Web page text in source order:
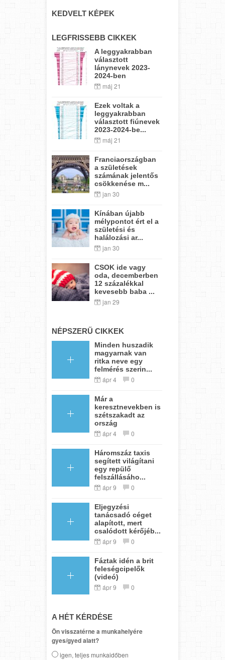
KEDVELT KÉPEK
LEGFRISSEBB CIKKEK
A leggyakrabban
választott
lánynevek 2023-
2024-ben
máj 21
Ezek voltak a
leggyakrabban
választott fiúnevek
2023-2024-be...
máj 21
Franciaországban
a születések
számának jelentős
csökkenése m...
jan 30
Kínában újabb
mélypontot ért el a
születési és
halálozási ar...
jan 30
CSOK ide vagy
oda, decemberben
12 százalékkal
kevesebb baba ...
jan 29
NÉPSZERŰ CIKKEK
Minden huszadik
magyarnak van
ritka neve egy
felmérés szerin...
ápr 4 0
Már a
keresztnevekben is
szétszakadt az
ország
ápr 4 0
Háromszáz taxis
segített világítani
egy repülő
felszállásáho...
ápr 9 0
Eljegyzési
tanácsadó céget
alapított, mert
csalódott kérőjéb...
ápr 9 0
Fáztak idén a brit
feleségcipelők
(videó)
ápr 9 0
A HÉT KÉRDÉSE
Ön visszatérne a munkahelyére
gyes/gyed alatt?
igen, teljes munkaidőben